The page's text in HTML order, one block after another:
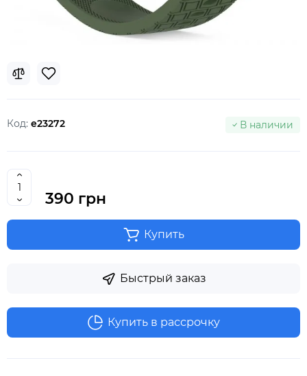
Код: e23272 В наличии
390 грн
Купить
Быстрый заказ
Купить в рассрочку